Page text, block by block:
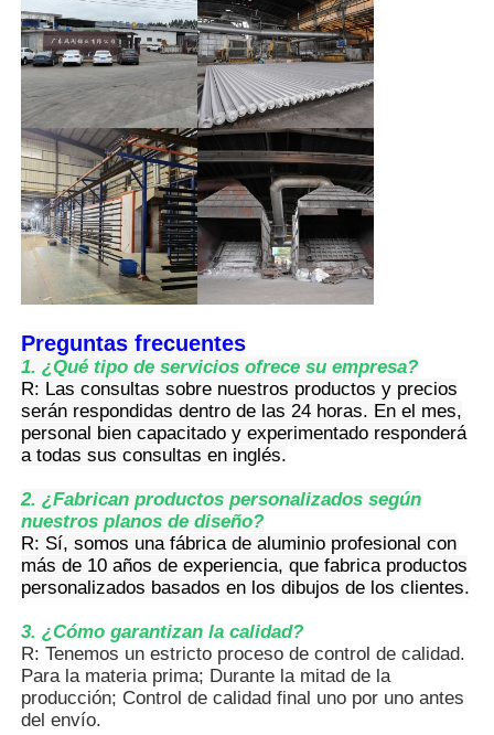
Perfiles de cocina de aluminio
Perfiles de la ventana de aluminio
Perfiles de Puertas de Aluminio
Extrusión industrial de aluminio
Perfiles de ventana abatible
Perfiles de Muro Cortina
Profile de aluminio pulido
perfiles de aluminio del final de madera
Profiles de acabado de aluminio
Preguntas frecuentes
1. ¿Qué tipo de servicios ofrece su empresa?
R: Las consultas sobre nuestros productos y precios
serán respondidas dentro de las 24 horas. En el mes,
personal bien capacitado y experimentado responderá
a todas sus consultas en inglés.
2. ¿Fabrican productos personalizados según
nuestros planos de diseño?
R: Sí, somos una fábrica de aluminio profesional con
más de 10 años de experiencia, que fabrica productos
personalizados basados en los dibujos de los clientes.
3. ¿Cómo garantizan la calidad?
R: Tenemos un estricto proceso de control de calidad.
Para la materia prima; Durante la mitad de la
producción; Control de calidad final uno por uno antes
del envío.